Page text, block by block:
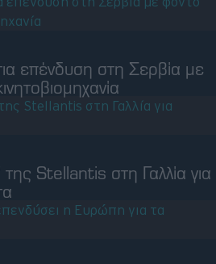
επένδυση στη Σερβία με
Stellantis στη Γαλλία για